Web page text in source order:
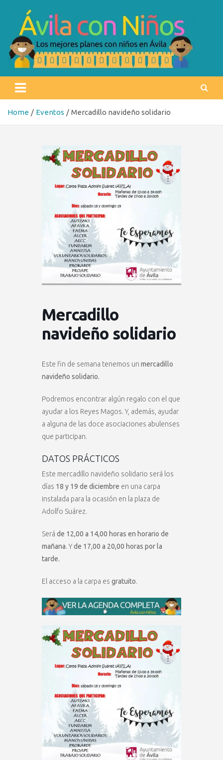
content
Ávila con niños
Home Eventos Mercadillo navideño solidario
Mercadillo
navideño solidario
Este fin de semana tenemos un mercadillo
navideño solidario.
Podremos encontrar algún regalo con el que
ayudar a los Reyes Magos. Y, además, ayudar
a alguna de las doce asociaciones abulenses
que participan.
DATOS PRÁCTICOS
Este mercadillo navideño solidario será los
días 18 y 19 de diciembre en una carpa
instalada para la ocasión en la plaza de
Adolfo Suárez.
Será de 12,00 a 14,00 horas en horario de
mañana. Yde 17,00 a 20,00 horas por la
tarde.
El acceso a la carpa es gratuito.